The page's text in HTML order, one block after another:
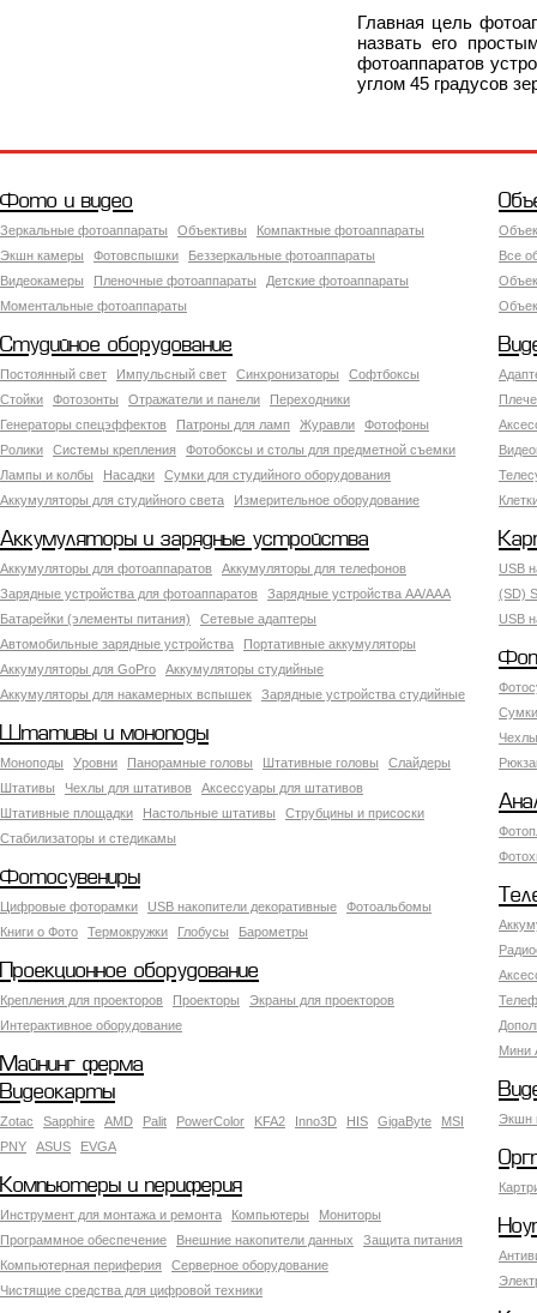
Главная цель
назвать его
фотоаппаратов
углом 45 градусов
Фото и видео
Зеркальные фотоаппараты Объективы
Компактные фотоаппараты
Экшн камеры
Фотовспышки
Беззеркальные фотоаппараты
Видеокамеры
Пленочные фотоаппараты
Детские фотоаппараты
Моментальные фотоаппараты
Все
Студийное оборудование
Постоянный свет Импульсный свет Синхронизаторы
Софтбоксы
Стойки
Фотозонты Отражатели и панели
Переходники
Генераторы спецэффектов
Патроны для ламп Журавли
Фотофоны
Ролики
Системы крепления
Фотобоксы и столы для предметной съемки
Лампы и колбы
Насадки
Сумки для студийного оборудования
Аккумуляторы для студийного света
Измерительное оборудование
Аккумуляторы и зарядные устройства
Аккумуляторы для фотоаппаратов
Аккумуляторы для телефонов
Зарядные устройства для фотоаппаратов
Зарядные устройства AA/AAA
Батарейки (элементы питания)
Сетевые адаптеры
Автомобильные зарядные устройства
Портативные аккумуляторы
Аккумуляторы для GoPro
Аккумуляторы студийные
Аккумуляторы для накамерных вспышек
Зарядные устройства студийные
USB
(SD)
USB
Штативы и моноподы
Моноподы Уровни Панорамные головы Штативные головы
Слайдеры
Штативы
Чехлы для штативов
Аксессуары для штативов
Штативные площадки
Настольные штативы
Струбцины и присоски
Стабилизаторы и стедикамы
Фотосувениры
Цифровые фоторамки USB накопители декоративные
Фотоальбомы
Книги о Фото
Термокружки Глобусы Барометры
Мини
Проекционное оборудование
Крепления для проекторов Проекторы
Экраны для проекторов
Интерактивное оборудование
Майнинг ферма
Экшн
Видеокарты
Zotac Sapphire AMD Palit PowerColor KFA2 Inno3D HIS GigaByte
MSI
PNY
ASUS EVGA
Компьютеры и периферия
Инструмент для монтажа и ремонта Компьютеры
Мониторы
Программное обеспечение
Внешние накопители данных
Защита питания
Компьютерная периферия
Серверное оборудование
Чистящие средства для цифровой техники